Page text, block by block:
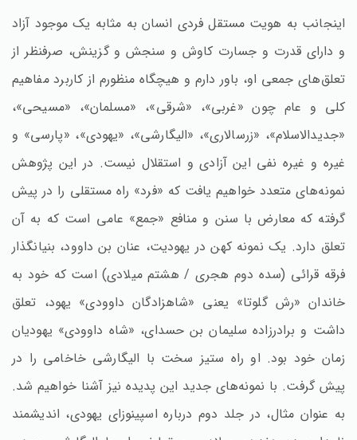
اینجانب به هویت مستقل فردی انسان به مثابه یک موجود آزاد
و دارای قدرت و جسارت کاوش و سنجش و گزینش، صرفنظر از
تعلق‌های جمعی او،‌ باور دارم و هیچگاه منظورم از کاربرد مفاهیم
کلی و عام چون «غربی»، «شرقی»، «مسلمان»، «مسیحی»،
«جدیدالاسلام»، «زرسالاری»، «الیگارشی»، «یهودی»، «پارسی» و
غیره و غیره نفی این آزادی و استقلال نیست. در این پژوهش
نمونه‌های متعدد خواهیم یافت که «فرد» راه مستقلی را در پیش
گرفته که معارض با سنن و منافع «جمع» عامی است که به آن
تعلق دارد. یک نمونه کهن در یهودیت، عنان بن داوود، بنیانگذار
فرقه قرائی (سده دوم هجری / هشتم میلادی) است که خود به
خاندان «رش گلوتا» یعنی «شاهزادگان داوودی» یهود، تعلق
داشت و برادرزاده سلیمان بن حسدای، «شاه داوودی» یهودیان
زمان خود بود. او راه ستیز سخت با الیگارشی خاخامی را در
پیش گرفت. با نمونه‌های جدید این پدیده نیز آشنا خواهیم شد.
به عنوان مثال، در جلد دوم درباره اسپینوزای یهودی، اندیشمند